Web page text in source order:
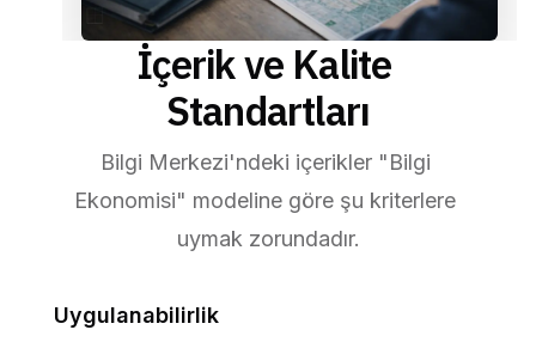
İçerik ve Kalite
Standartları
Bilgi Merkezi'ndeki içerikler "Bilgi
Ekonomisi" modeline göre şu kriterlere
uymak zorundadır.
Uygulanabilirlik